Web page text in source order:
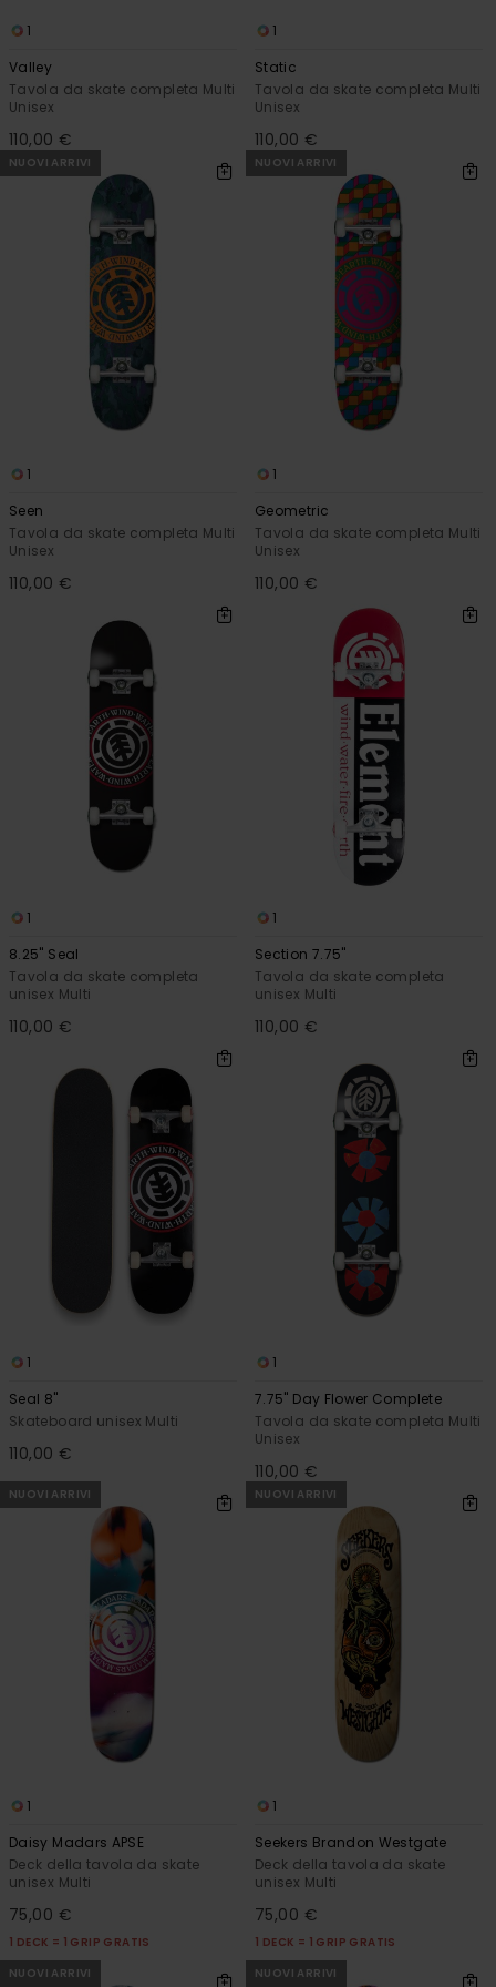
1
Valley
Tavola da skate completa Multi
Unisex
110,00 €
1
Static
Tavola da skate completa Multi
Unisex
110,00 €
NUOVI ARRIVI
1
Seen
Tavola da skate completa Multi
Unisex
110,00 €
NUOVI ARRIVI
1
Geometric
Tavola da skate completa Multi
Unisex
110,00 €
1
8.25" Seal
Tavola da skate completa
unisex Multi
110,00 €
1
Section 7.75"
Tavola da skate completa
unisex Multi
110,00 €
1
Seal 8"
Skateboard unisex Multi
110,00 €
1
7.75" Day Flower Complete
Tavola da skate completa Multi
Unisex
110,00 €
NUOVI ARRIVI
1
Daisy Madars APSE
Deck della tavola da skate
unisex Multi
75,00 €
1 DECK = 1 GRIP GRATIS
NUOVI ARRIVI
1
Seekers Brandon Westgate
Deck della tavola da skate
unisex Multi
75,00 €
1 DECK = 1 GRIP GRATIS
NUOVI ARRIVI
NUOVI ARRIVI